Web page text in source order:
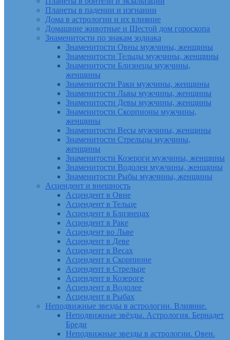
Планеты в падении и изгнании
Дома в астрологии и их влияние
Домашние животные и Шестой дом гороскопа
Знаменитости по знакам зодиака
Знаменитости Овны мужчины, женщины
Знаменитости Тельцы мужчины, женщины
Знаменитости Близнецы мужчины,
женщины
Знаменитости Раки мужчины, женщины
Знаменитости Львы мужчины, женщины
Знаменитости Девы мужчины, женщины
Знаменитости Скорпионы мужчины,
женщины
Знаменитости Весы мужчины, женщины
Знаменитости Стрельцы мужчины,
женщины
Знаменитости Козероги мужчины, женщины
Знаменитости Водолеи мужчины, женщины
Знаменитости Рыбы мужчины, женщины
Асцендент и внешность
Асцендент в Овне
Асцендент в Тельце
Асцендент в Близнецах
Асцендент в Раке
Асцендент во Льве
Асцендент в Деве
Асцендент в Весах
Асцендент в Скорпионе
Асцендент в Стрельце
Асцендент в Козероге
Асцендент в Водолее
Асцендент в Рыбах
Неподвижные звезды в астрологии. Влияние.
Неподвижные звёзды. Астрология. Бернадет
Бреди
Неподвижные звезды в астрологии. Овен.